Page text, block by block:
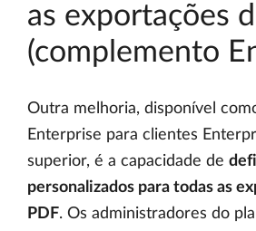
as exportações
(complemento
Outra melhoria, disponível
Enterprise para clientes
superior, é a capacidade de
personalizados para todas as
PDF. Os administradores do